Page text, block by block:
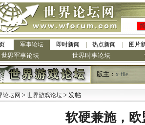
军事论坛 即时新闻 热点新闻 图片
世界军事论坛 世界时事论坛
版主： x-file
论坛网 > 世界游戏论坛 > 发帖
软硬兼施，欧